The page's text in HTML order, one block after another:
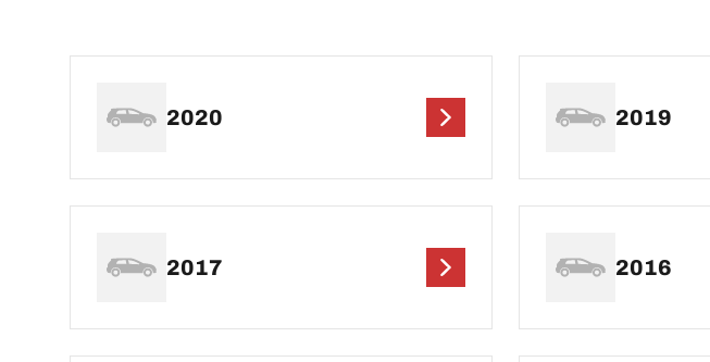
2020 2019
2017 2016